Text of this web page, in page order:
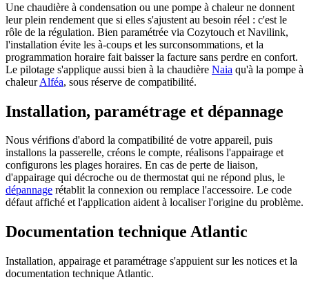
Une chaudière à condensation ou une pompe à chaleur ne donnent
leur plein rendement que si elles s'ajustent au besoin réel : c'est le
rôle de la régulation. Bien paramétrée via Cozytouch et Navilink,
l'installation évite les à-coups et les surconsommations, et la
programmation horaire fait baisser la facture sans perdre en confort.
Le pilotage s'applique aussi bien à la chaudière Naia qu'à la pompe à
chaleurAlféa, sous réserve de compatibilité.
Installation, paramétrage et dépannage
Nous vérifions d'abord la compatibilité de votre appareil, puis
installons la passerelle, créons le compte, réalisons l'appairage et
configurons les plages horaires. En cas de perte de liaison,
d'appairage qui décroche ou de thermostat qui ne répond plus, le
dépannage rétablit la connexion ou remplace l'accessoire. Le code
défaut affiché et l'application aident à localiser l'origine du problème.
Documentation technique Atlantic
Installation, appairage et paramétrage s'appuient sur les notices et la
documentation technique Atlantic.